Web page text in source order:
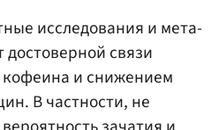
исследования и мета-
связи
и снижением
В частности, не